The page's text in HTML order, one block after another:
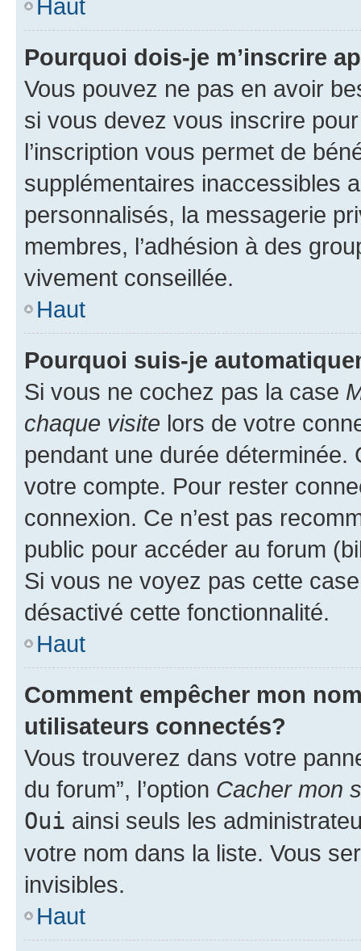
Haut
Pourquoi dois-je m’inscrire
Vous pouvez ne pas en avoir
si vous devez vous inscrire
l’inscription vous permet de
supplémentaires inaccessibles
personnalisés, la messagerie
membres, l’adhésion à des
vivement conseillée.
Haut
Pourquoi suis-je
Si vous ne cochez pas la case
chaque visite lors de votre
pendant une durée déterminée.
votre compte. Pour rester
connexion. Ce n’est pas
public pour accéder au forum
Si vous ne voyez pas cette
désactivé cette fonctionnalité.
Haut
Comment empêcher mon
utilisateurs connectés?
Vous trouverez dans votre
du forum”, l’option Cacher mon
Oui ainsi seuls les
votre nom dans la liste. Vous
invisibles.
Haut